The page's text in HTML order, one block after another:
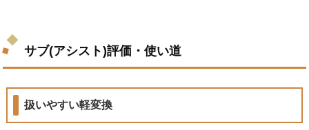
サブ(アシスト)評価・使い道
扱いやすい軽変換